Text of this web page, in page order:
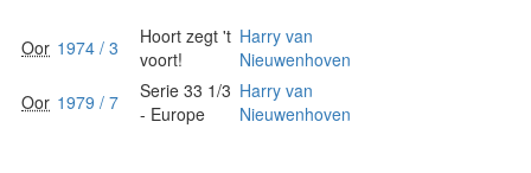
Oor 1974 / 3
Hoort zegt 't
voort!
Harry van
Nieuwenhoven
Oor 1979 / 7
Serie 33 1/3
- Europe
Harry van
Nieuwenhoven